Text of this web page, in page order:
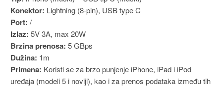
Konektor: Lightning (8-pin), USB type C
Port: /
Izlaz: 5V 3A, max 20W
Brzina prenosa: 5 GBps
Dužina: 1m
Primena: Koristi se za brzo punjenje iPhone, iPad i iPod
uređaja (modeli 5 i noviji), kao i za prenos podataka između tih